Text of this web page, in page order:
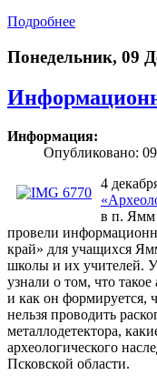
Подробнее
Понедельник, 09
Информация:
Опубликовано:
4
в п. Ямм
провели
край» для учащихся
школы и их учителей.
узнали о том, что
и как он формируется,
нельзя проводить
металлодетектора,
археологического
Псковской области.